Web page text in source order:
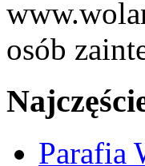
osób
Parafia